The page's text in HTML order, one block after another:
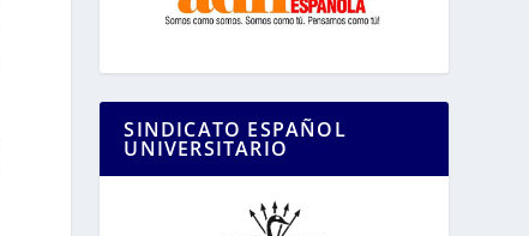
SINDICATO ESPAÑOL
UNIVERSITARIO